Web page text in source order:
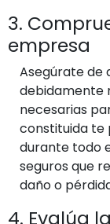
3.
empresa
Asegúrate de
debidamente
necesarias
constituida te
durante todo
seguros que
daño o
4. Evalúa